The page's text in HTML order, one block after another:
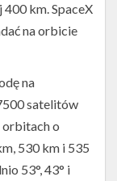
km. SpaceX
na orbicie
na
satelitów
orbitach o
530 km i 535
53°, 43° i